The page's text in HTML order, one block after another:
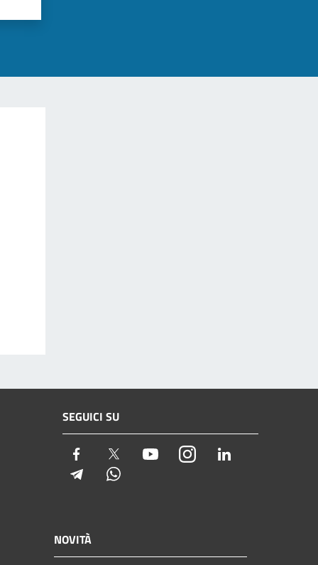
SEGUICI SU
Facebook Twitter YoutubeInstagram
Telegram
NOVITÀ